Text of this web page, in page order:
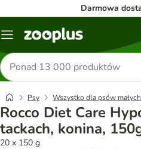
Darmowa
Menu
Szukaj
produktów
Psy Wszystko dla psów
Rocco Diet Care
tackach, konina,
20 x 150 g